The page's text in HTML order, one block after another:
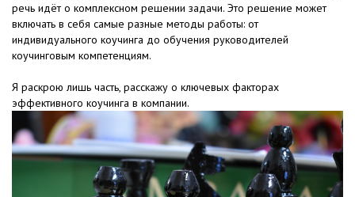
речь идёт о комплексном решении задачи. Это решение может
включать в себя самые разные методы работы: от
индивидуального коучинга до обучения руководителей
коучинговым компетенциям.
Я раскрою лишь часть, расскажу о ключевых факторах
эффективного коучинга в компании.